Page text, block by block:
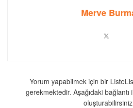
Merve
Yorum yapabilmek için bir
gerekmektedir. Aşağıdaki